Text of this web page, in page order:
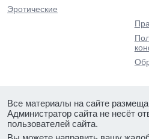
Эротические
Все материалы на сайте
Администратор сайта не несёт
пользователей сайта.